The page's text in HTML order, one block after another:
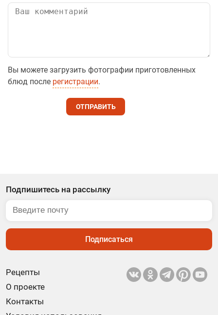
Вы можете загрузить фотографии приготовленных
блюд после регистрации.
ОТПРАВИТЬ
Рецепты
О проекте
Контакты
Подпишитесь на рассылку
Подписаться